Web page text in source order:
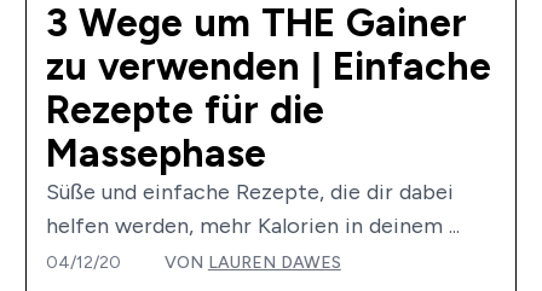
3 Wege um THE Gainer
zu verwenden | Einfache
Rezepte für die
Massephase
Süße und einfache Rezepte, die dir dabei
helfen werden, mehr Kalorien in deinem ...
04/12/20 VON LAUREN DAWES